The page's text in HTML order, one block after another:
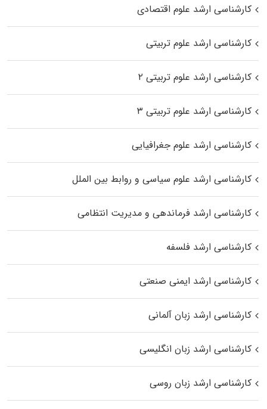
کارشناسی ارشد علوم اقتصادی
کارشناسی ارشد علوم تربیتی
کارشناسی ارشد علوم تربیتی ۲
کارشناسی ارشد علوم تربیتی ۳
کارشناسی ارشد علوم جغرافیایی
کارشناسی ارشد علوم سیاسی و روابط بین الملل
کارشناسی ارشد فرماندهی و مدیریت انتظامی
کارشناسی ارشد فلسفه
کارشناسی ارشد ایمنی صنعتی
کارشناسی ارشد زبان آلمانی
کارشناسی ارشد زبان انگلیسی
کارشناسی ارشد زبان روسی